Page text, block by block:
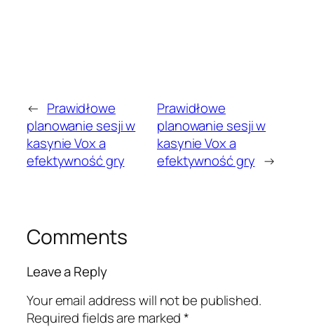
← Prawidłowe
planowanie sesji w
kasynie Vox a
efektywność gry
Prawidłowe
planowanie sesji w
kasynie Vox a
efektywność gry →
Comments
Leave a Reply
Your email address will not be published.
Required fields are marked*